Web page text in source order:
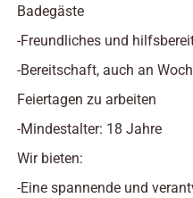
Badegäste
-Freundliches und
-Bereitschaft, auch an
Feiertagen zu arbeiten
-Mindestalter: 18 Jahre
Wir bieten:
-Eine spannende und